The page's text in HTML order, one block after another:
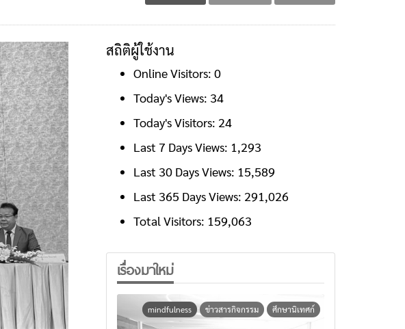
สถิติผู้ใช้งาน
Online Visitors: 0
Today's Views: 34
Today's Visitors: 24
Last 7 Days Views: 1,293
Last 30 Days Views: 15,589
Last 365 Days Views: 291,026
Total Visitors: 159,063
เรื่องมาใหม่
mindfulness ข่าวสารกิจกรรม ศึกษานิเทศก์